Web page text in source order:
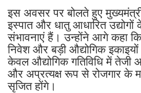
इस अवसर पर बोलते हुए
इस्पात और धातु आधारित
संभावनाएं हैं। उन्होंने आगे कहा
निवेश और बड़ी औद्योगिक
केवल औद्योगिक गतिविधि में तेजी
और अप्रत्यक्ष रूप से रोजगार के
सृजित होंगे।